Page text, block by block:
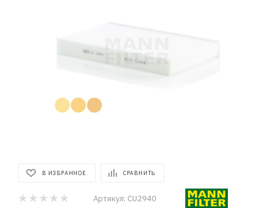
В ИЗБРАННОЕ СРАВНИТЬ
Артикул: CU2940